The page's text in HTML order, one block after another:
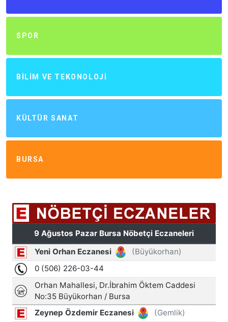
SPOR
BILIM VE TEKONOLOJI
KÜLTÜR SANAT
BURSA